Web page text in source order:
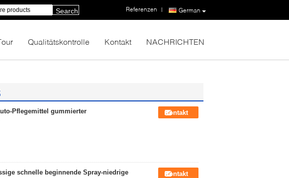
German
Referenzen |
Search
Qualitätskontrolle Kontakt NACHRICHTEN
Pflegemittel gummierter
Kontakt
schnelle beginnende Spray-niedrige
Kontakt